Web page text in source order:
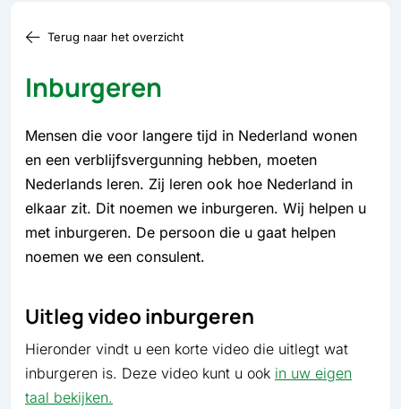
Terug naar het overzicht
Inburgeren
Mensen die voor langere tijd in Nederland wonen
en een verblijfsvergunning hebben, moeten
Nederlands leren. Zij leren ook hoe Nederland in
elkaar zit. Dit noemen we inburgeren. Wij helpen u
met inburgeren. De persoon die u gaat helpen
noemen we een consulent.
Uitleg video inburgeren
Hieronder vindt u een korte video die uitlegt wat
inburgeren is. Deze video kunt u ook in uw eigen
taal bekijken.